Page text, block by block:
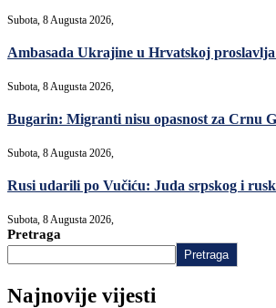
Subota, 8 Augusta 2026,
Ambasada Ukrajine u Hrvatskoj
Subota, 8 Augusta 2026,
Bugarin: Migranti nisu opasnost za Crnu
Subota, 8 Augusta 2026,
Rusi udarili po Vučiću: Juda srpskog i
Subota, 8 Augusta 2026,
Pretraga
Pretraga
Najnovije vijesti